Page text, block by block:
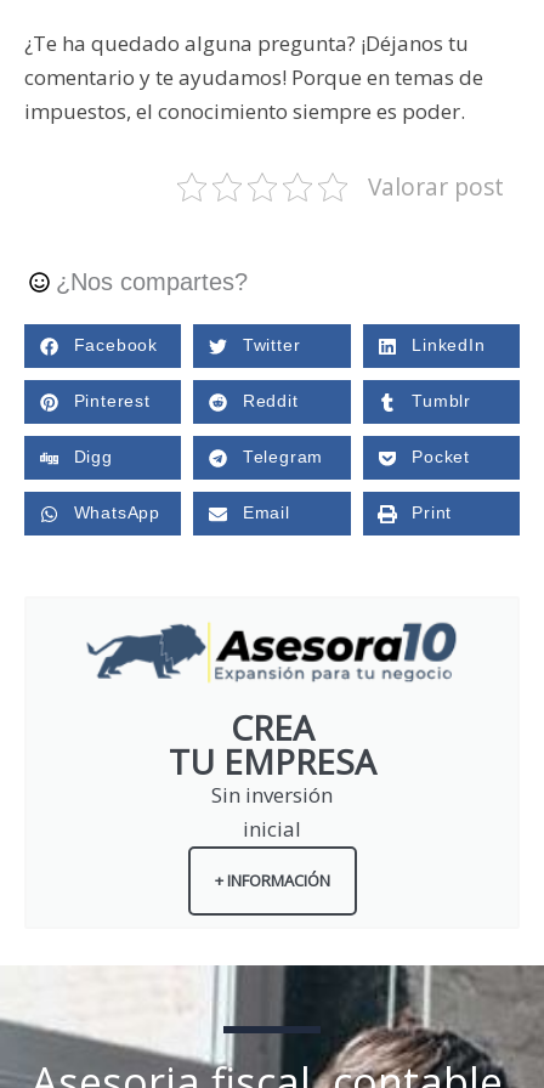
¿Te ha quedado alguna pregunta? ¡Déjanos tu
comentario y te ayudamos! Porque en temas de
impuestos, el conocimiento siempre es poder.
Valorar post
¿Nos compartes?
Facebook Twitter LinkedIn
Pinterest Reddit Tumblr
Digg Telegram Pocket
WhatsApp Email Print
CREA
TU EMPRESA
Sin inversión
inicial
+ INFORMACIÓN